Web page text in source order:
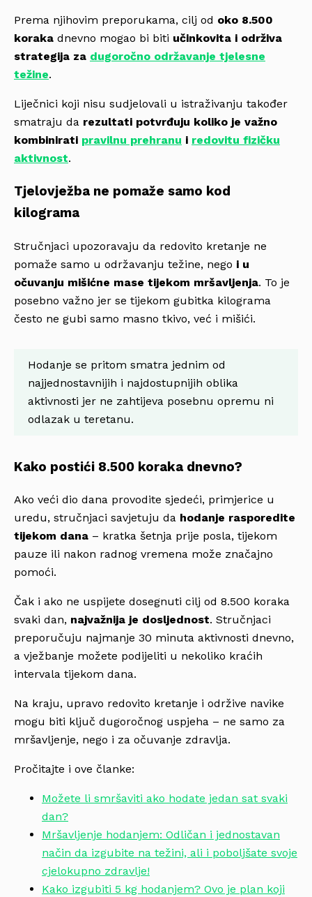
Prema njihovim preporukama, cilj od oko 8.500
koraka dnevno mogao bi biti učinkovita i održiva
strategija za dugoročno održavanje tjelesne
težine.
Liječnici koji nisu sudjelovali u istraživanju također
smatraju da rezultati potvrđuju koliko je važno
kombinirati pravilnu prehranu i redovitu fizičku
aktivnost.
Tjelovježba ne pomaže samo kod
kilograma
Stručnjaci upozoravaju da redovito kretanje ne
pomaže samo u održavanju težine, nego i u
očuvanju mišićne mase tijekom mršavljenja. To je
posebno važno jer se tijekom gubitka kilograma
često ne gubi samo masno tkivo, već i mišići.
Hodanje se pritom smatra jednim od
najjednostavnijih i najdostupnijih oblika
aktivnosti jer ne zahtijeva posebnu opremu ni
odlazak u teretanu.
Kako postići 8.500 koraka dnevno?
Ako veći dio dana provodite sjedeći, primjerice u
uredu, stručnjaci savjetuju da hodanje rasporedite
tijekom dana – kratka šetnja prije posla, tijekom
pauze ili nakon radnog vremena može značajno
pomoći.
Čak i ako ne uspijete dosegnuti cilj od 8.500 koraka
svaki dan, najvažnija je dosljednost. Stručnjaci
preporučuju najmanje 30 minuta aktivnosti dnevno,
a vježbanje možete podijeliti u nekoliko kraćih
intervala tijekom dana.
Na kraju, upravo redovito kretanje i održive navike
mogu biti ključ dugoročnog uspjeha – ne samo za
mršavljenje, nego i za očuvanje zdravlja.
Pročitajte i ove članke:
Možete li smršaviti ako hodate jedan sat svaki
dan?
Mršavljenje hodanjem: Odličan i jednostavan
način da izgubite na težini, ali i poboljšate svoje
cjelokupno zdravlje!
Kako izgubiti 5 kg hodanjem? Ovo je plan koji